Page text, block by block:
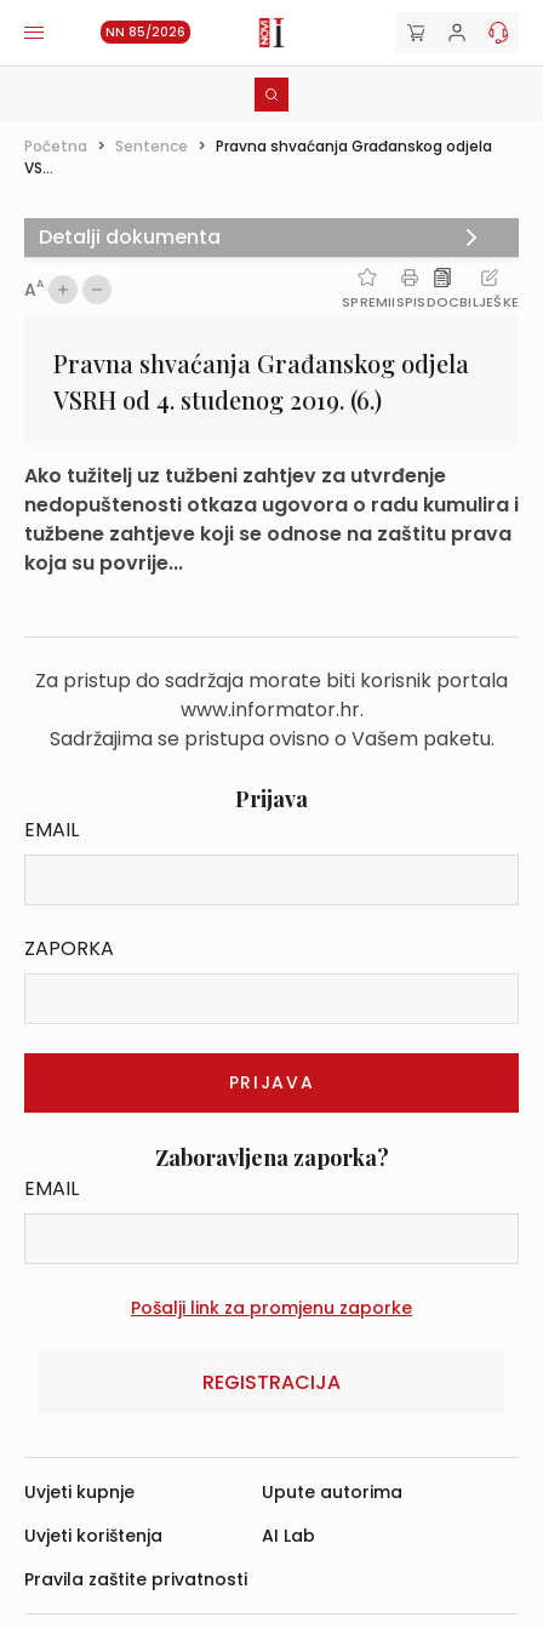
NN 85/2026
Početna > Sentence > Pravna shvaćanja Građanskog odjela
VS...
AA
SPREMIISPISDOCBILJEŠKE
Pravna shvaćanja Građanskog odjela
VSRH od 4. studenog 2019. (6.)
Ako tužitelj uz tužbeni zahtjev za utvrđenje
nedopuštenosti otkaza ugovora o radu kumulira i
tužbene zahtjeve koji se odnose na zaštitu prava
koja su povrije...
Za pristup do sadržaja morate biti korisnik portala
www.informator.hr.
Sadržajima se pristupa ovisno o Vašem paketu.
Prijava
EMAIL
ZAPORKA
Zaboravljena zaporka?
EMAIL
REGISTRACIJA
Detalji dokumenta
Uvjeti kupnje
Uvjeti korištenja
Pravila zaštite privatnosti
Upute autorima
AI Lab